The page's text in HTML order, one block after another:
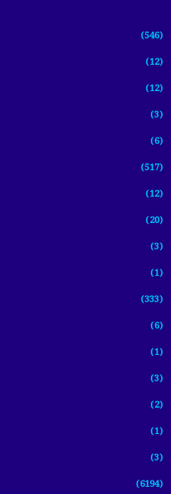
(546)
(12)
(12)
(3)
(6)
(517)
(12)
(20)
(3)
(1)
(333)
(6)
(1)
(3)
(2)
(1)
(3)
(6194)